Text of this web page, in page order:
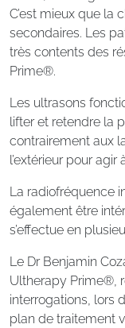
C’est mieux que la
secondaires. Les
très contents des
Prime®.
Les ultrasons
lifter et retendre la
contrairement aux
l’extérieur pour agir
La radiofréquence
également être
s’effectue en
Le Dr Benjamin
Ultherapy Prime®,
interrogations, lors
plan de traitement